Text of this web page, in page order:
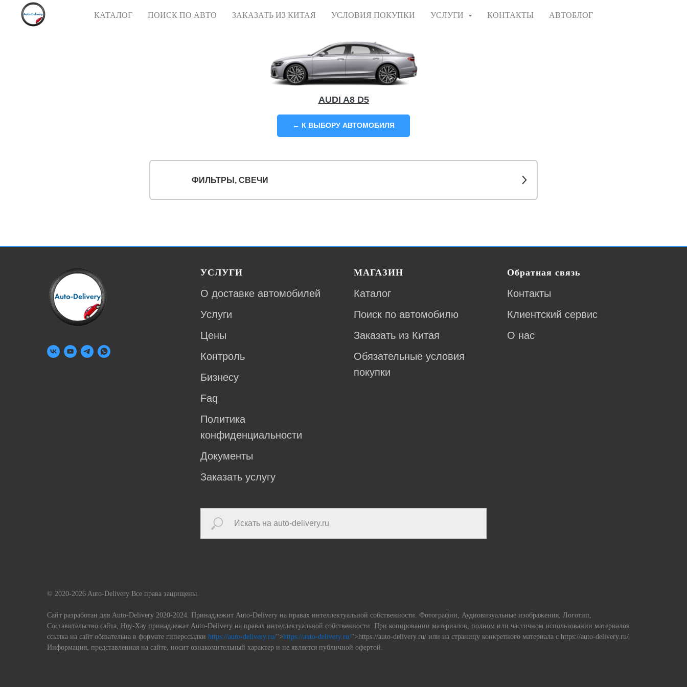
КАТАЛОГ ПОИСК ПО АВТО ЗАКАЗАТЬ ИЗ КИТАЯ УСЛОВИЯ ПОКУПКИ УСЛУГИ КОНТАКТЫ АВТОБЛОГ
AUDI A8 D5
← К ВЫБОРУ АВТОМОБИЛЯ
ФИЛЬТРЫ, СВЕЧИ
УСЛУГИ
О доставке автомобилей
Услуги
Цены
Контроль
Бизнесу
Faq
Политика
конфиденциальности
Документы
Заказать услугу
МАГАЗИН
Каталог
Поиск по автомобилю
Заказать из Китая
Обязательные условия
покупки
Обратная связь
Контакты
Клиентский сервис
О нас
© 2020-2026 Auto-Delivery Все права защищены.
Сайт разработан для Auto-Delivery 2020-2024. Принадлежит Auto-Delivery на правах интеллектуальной собственности. Фотографии, Аудиовизуальные изображения, Логотип,
Составительство сайта, Ноу-Хау принадлежат Auto-Delivery на правах интеллектуальной собственности. При копировании материалов, полном или частичном использовании материалов
ссылка на сайт обязательна в формате гиперссылки https://auto-delivery.ru/">https://auto-delivery.ru/">https://auto-delivery.ru/ или на страницу конкретного материала с https://auto-delivery.ru/
Информация, представленная на сайте, носит ознакомительный характер и не является публичной офертой.